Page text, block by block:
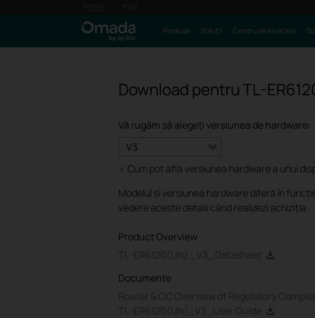
Produse Soluții Centru de învățare
Download pentruTL-
Vă rugăm să alegeți versiunea de hardware:
V3
> Cum pot afla versiunea hardware a unui
Modelul și versiunea hardware diferă în
vedere aceste detalii când realizezi achiziția.
Product Overview
TL-ER6120(UN) _V3_Datasheet
Documente
Router & OC Overview of Regulatory
TL-ER6120(UN)_V3_User Guide